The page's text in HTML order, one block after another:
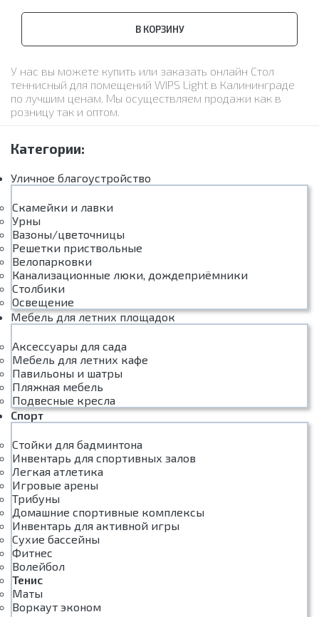
В КОРЗИНУ
У нас вы можете купить или заказать онлайн Стол
теннисный для помещений WIPS Light в Калининграде
по лучшим ценам. Мы осуществляем продажи как в
розницу так и оптом.
Категории:
Уличное благоустройство
Скамейки и лавки
Урны
Вазоны/цветочницы
Решетки приствольные
Велопарковки
Канализационные люки, дождеприёмники
Столбики
Освещение
Мебель для летних площадок
Аксессуары для сада
Мебель для летних кафе
Павильоны и шатры
Пляжная мебель
Подвесные кресла
Спорт
Стойки для бадминтона
Инвентарь для спортивных залов
Легкая атлетика
Игровые арены
Трибуны
Домашние спортивные комплексы
Инвентарь для активной игры
Сухие бассейны
Фитнес
Волейбол
Тенис
Маты
Воркаут эконом